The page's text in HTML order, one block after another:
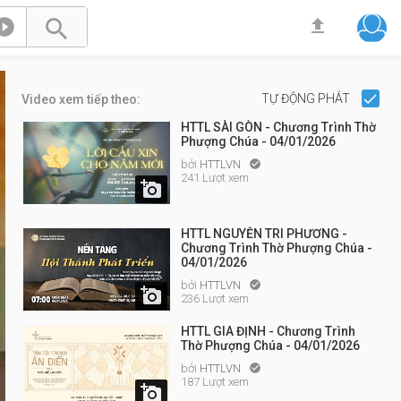
 
Video xem tiếp theo: TỰ ĐỘNG PHÁT

HTTL SÀI GÒN - Chương Trình Thờ
Phượng Chúa - 04/01/2026
bởi HTTLVN 
241 Lượt xem

HTTL NGUYỄN TRI PHƯƠNG -
Chương Trình Thờ Phượng Chúa -
04/01/2026
bởi HTTLVN 
236 Lượt xem

HTTL GIA ĐỊNH - Chương Trình
Thờ Phượng Chúa - 04/01/2026
bởi HTTLVN 
187 Lượt xem